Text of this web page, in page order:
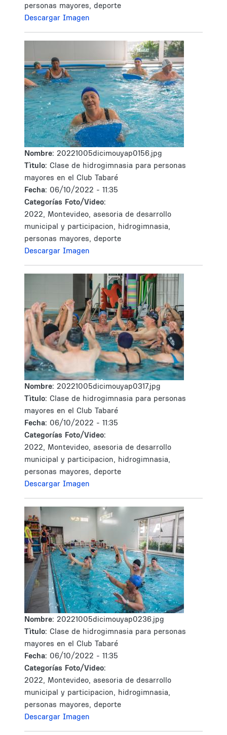
personas mayores, deporte
Descargar Imagen
Nombre: 20221005dicimouyap0156.jpg
Tìtulo: Clase de hidrogimnasia para personas
mayores en el Club Tabaré
Fecha: 06/10/2022 - 11:35
Categorías Foto/Video:
2022, Montevideo, asesoria de desarrollo
municipal y participacion, hidrogimnasia,
personas mayores, deporte
Descargar Imagen
Nombre: 20221005dicimouyap0317.jpg
Tìtulo: Clase de hidrogimnasia para personas
mayores en el Club Tabaré
Fecha: 06/10/2022 - 11:35
Categorías Foto/Video:
2022, Montevideo, asesoria de desarrollo
municipal y participacion, hidrogimnasia,
personas mayores, deporte
Descargar Imagen
Nombre: 20221005dicimouyap0236.jpg
Tìtulo: Clase de hidrogimnasia para personas
mayores en el Club Tabaré
Fecha: 06/10/2022 - 11:35
Categorías Foto/Video:
2022, Montevideo, asesoria de desarrollo
municipal y participacion, hidrogimnasia,
personas mayores, deporte
Descargar Imagen